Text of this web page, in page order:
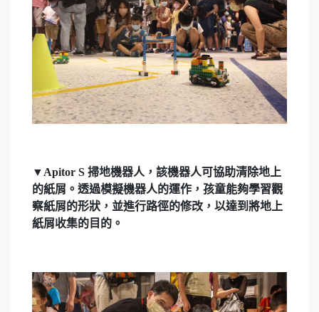
▼Apitor S 掃地機器人，該機器人可協助清除地上
的紙屑。透過模擬機器人的運作，孩童能夠學習觀
察紙屑的形狀，並進行路徑的修改，以達到將地上
紙屑收集的目的。